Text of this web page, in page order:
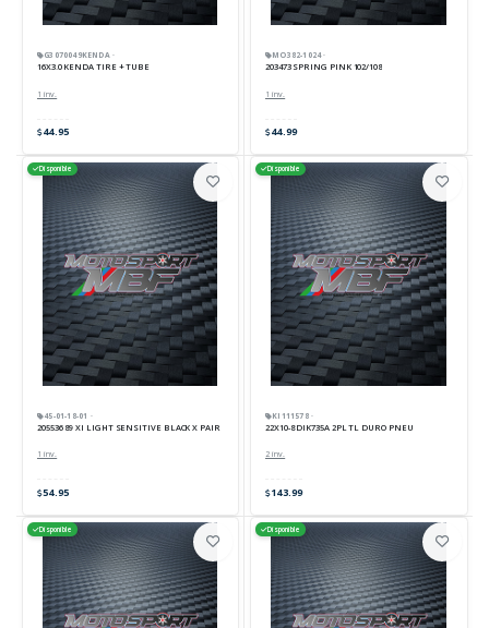
G3070049KENDA ·
16X3.0 KENDA TIRE + TUBE
1 inv.
44.95
MO382-1024 ·
203473 SPRING PINK 102/108
1 inv.
44.99
Disponible
45-01-18-01 ·
205536 89 XI LIGHT SENSITIVE BLACK X PAIR
1 inv.
54.95
Disponible
KI111578 ·
22X10-8 DIK735A 2PL TL DURO PNEU
2 inv.
143.99
Disponible Disponible